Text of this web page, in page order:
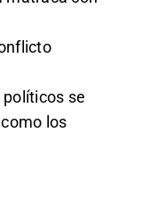
políticos se
los